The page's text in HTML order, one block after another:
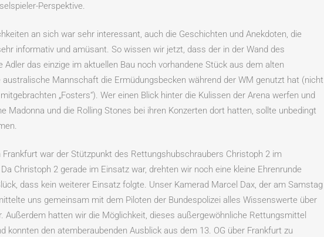
Perspektive.
an sich war sehr interessant, auch die Geschichten und Anekdoten, die
informativ und amüsant. So wissen wir jetzt, dass der in der Wand des
das einzige im aktuellen Bau noch vorhandene Stück aus dem alten
Mannschaft die Ermüdungsbecken während der WM genutzt hat (nicht
„Fosters“). Wer einen Blick hinter die Kulissen der Arena werfen und
Madonna und die Rolling Stones bei ihren Konzerten dort hatten, sollte unbedingt
war der Stützpunkt des Rettungshubschraubers Christoph 2 im
Christoph 2 gerade im Einsatz war, drehten wir noch eine kleine Ehrenrunde
dass kein weiterer Einsatz folgte. Unser Kamerad Marcel Dax, der am Samstag
uns gemeinsam mit dem Piloten der Bundespolizei alles Wissenswerte über
Außerdem hatten wir die Möglichkeit, dieses außergewöhnliche Rettungsmittel
konnten den atemberaubenden Ausblick aus dem 13. OG über Frankfurt zu